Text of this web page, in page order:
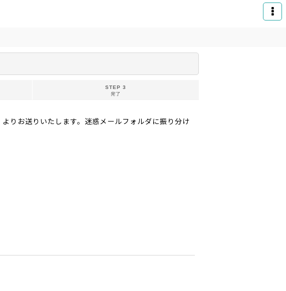
STEP 3
完了
お送りいたします。迷惑メールフォルダに振り分け